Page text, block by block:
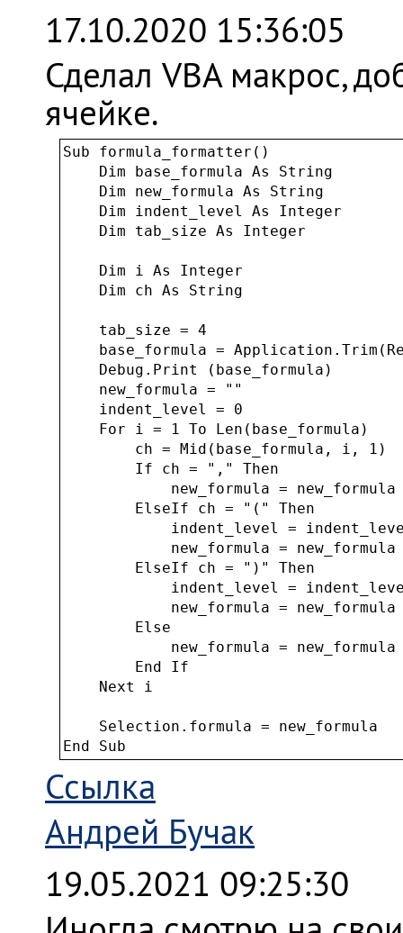
17.10.2020 15:36:05
Сделал VBA макрос,
ячейке.
Sub formula_formatter()
Dim base_formula As String
Dim new_formula As String
Dim indent_level As Integer
Dim tab_size As Integer
Dim i As Integer
Dim ch As String
tab_size = 4
base_formula =
Debug.Print (base_formula)
new_formula = ""
indent_level = 0
For i = 1 To Len(base_formula)
ch = Mid(base_formula, i, 1)
If ch = "," Then
new_formula = new_formula &
ElseIf ch = "(" Then
indent_level =
new_formula = new_formula
ElseIf ch = ")" Then
indent_level =
new_formula = new_formula &
Else
new_formula = new_formula
End If
Next i
Selection.formula = new_formula
Ссылка
Андрей Бучак
19.05.2021 09:25:30